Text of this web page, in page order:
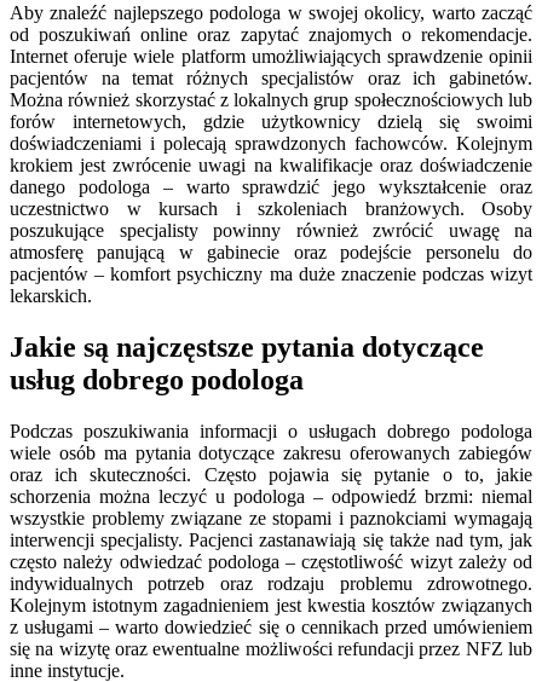
Aby znaleźć najlepszego podologa w swojej okolicy, warto zacząć
od poszukiwań online oraz zapytać znajomych o rekomendacje.
Internet oferuje wiele platform umożliwiających sprawdzenie opinii
pacjentów na temat różnych specjalistów oraz ich gabinetów.
Można również skorzystać z lokalnych grup społecznościowych lub
forów internetowych, gdzie użytkownicy dzielą się swoimi
doświadczeniami i polecają sprawdzonych fachowców. Kolejnym
krokiem jest zwrócenie uwagi na kwalifikacje oraz doświadczenie
danego podologa – warto sprawdzić jego wykształcenie oraz
uczestnictwo w kursach i szkoleniach branżowych. Osoby
poszukujące specjalisty powinny również zwrócić uwagę na
atmosferę panującą w gabinecie oraz podejście personelu do
pacjentów – komfort psychiczny ma duże znaczenie podczas wizyt
lekarskich.
Jakie są najczęstsze pytania dotyczące
usług dobrego podologa
Podczas poszukiwania informacji o usługach dobrego podologa
wiele osób ma pytania dotyczące zakresu oferowanych zabiegów
oraz ich skuteczności. Często pojawia się pytanie o to, jakie
schorzenia można leczyć u podologa – odpowiedź brzmi: niemal
wszystkie problemy związane ze stopami i paznokciami wymagają
interwencji specjalisty. Pacjenci zastanawiają się także nad tym, jak
często należy odwiedzać podologa – częstotliwość wizyt zależy od
indywidualnych potrzeb oraz rodzaju problemu zdrowotnego.
Kolejnym istotnym zagadnieniem jest kwestia kosztów związanych
z usługami – warto dowiedzieć się o cennikach przed umówieniem
się na wizytę oraz ewentualne możliwości refundacji przez NFZ lub
inne instytucje.